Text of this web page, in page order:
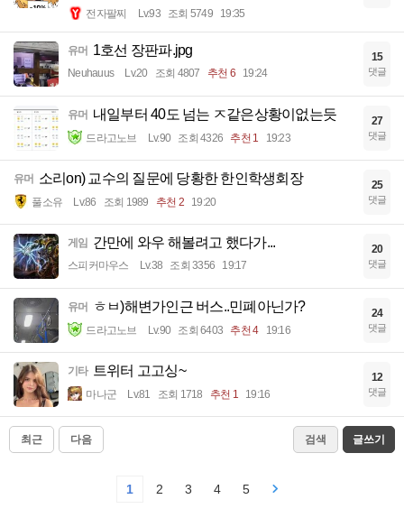
전자팔찌 Lv.93 조회 5749 19:35
유머 1호선 장판파.jpg
Neuhauus Lv.20 조회 4807 추천 6 19:24
15
댓글
유머 내일부터 40도 넘는 ㅈ같은상황이없는듯
드라고노브 Lv.90 조회 4326 추천 1 19:23
27
댓글
유머 소리on) 교수의 질문에 당황한 한인학생회장
풀소유 Lv.86 조회 1989 추천 2 19:20
25
댓글
게임 간만에 와우 해볼려고 했다가...
스피커마우스 Lv.38 조회 3356 19:17
20
댓글
유머 ㅎㅂ)해변가인근 버스..민폐아닌가?
드라고노브 Lv.90 조회 6403 추천 4 19:16
24
댓글
기타 트위터 고고싱~
마나군 Lv.81 조회 1718 추천 1 19:16
12
댓글
최근 다음 검색 글쓰기
1 2 3 4 5